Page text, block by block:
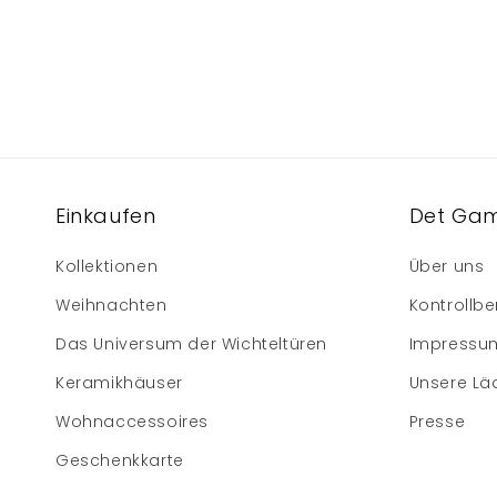
Einkaufen
Kollektionen
Weihnachten
Das Universum der Wichteltüren
Keramikhäuser
Wohnaccessoires
Geschenkkarte
Det
Über uns
Unsere
Presse